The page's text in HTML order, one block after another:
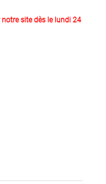
site dès le lundi 24